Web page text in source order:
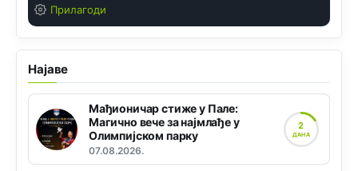
Прилагоди
Најаве
Мађионичар стиже у Пале:
Магично вече за најмлађе у
Олимпијском парку
07.08.2026.
2
ДАНА